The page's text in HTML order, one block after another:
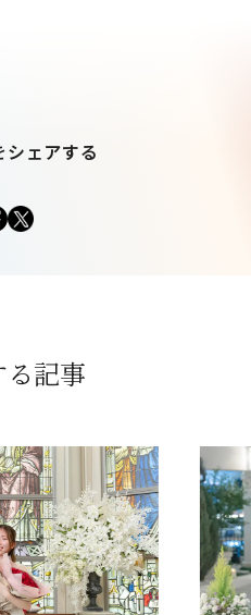
シェアする
記事